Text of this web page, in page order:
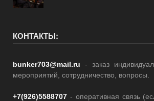
КОНТАКТЫ:
bunker703@mail.ru - заказ
мероприятий, сотрудничество, вопросы.
+7(926)5588707 - оперативная связь